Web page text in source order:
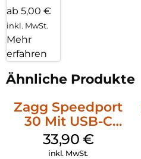
ab 5,00 €
inkl. MwSt.
Mehr
erfahren
Ähnliche Produkte
Zagg Speedport
30 Mit USB-C
Kabel Weiß
33,90 €
inkl. MwSt.